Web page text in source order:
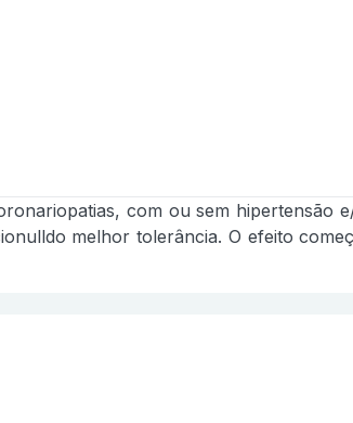
com ou sem hipertensão
melhor tolerância. O efeito